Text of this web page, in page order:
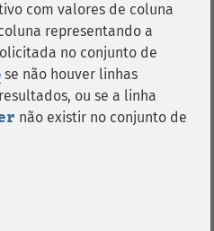
com valores de coluna
representando a
no conjunto de
se não houver linhas
ou se a linha
não existir no conjunto de